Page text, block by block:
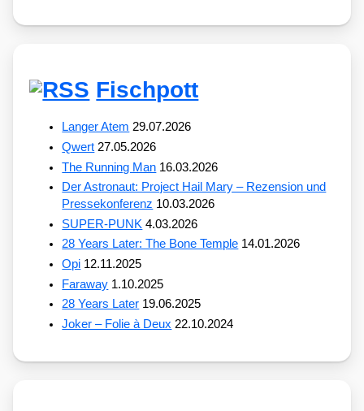
Fischpott
Langer Atem 29.07.2026
Qwert 27.05.2026
The Running Man 16.03.2026
Der Astronaut: Project Hail Mary – Rezension und
Pressekonferenz 10.03.2026
SUPER-PUNK 4.03.2026
28 Years Later: The Bone Temple 14.01.2026
Opi 12.11.2025
Faraway 1.10.2025
28 Years Later 19.06.2025
Joker – Folie à Deux 22.10.2024